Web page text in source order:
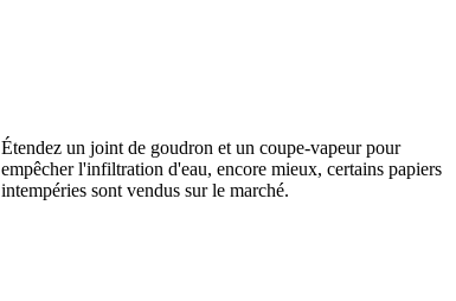
Étendez un joint de goudron et un coupe-vapeur pour
empêcher l'infiltration d'eau, encore mieux, certains papiers
intempéries sont vendus sur le marché.